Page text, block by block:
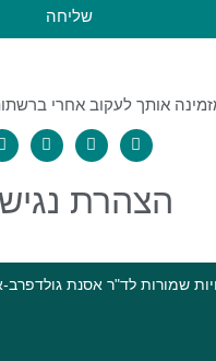
ברשתות החברתיות
נגישות
גולדפרב-ארזואן